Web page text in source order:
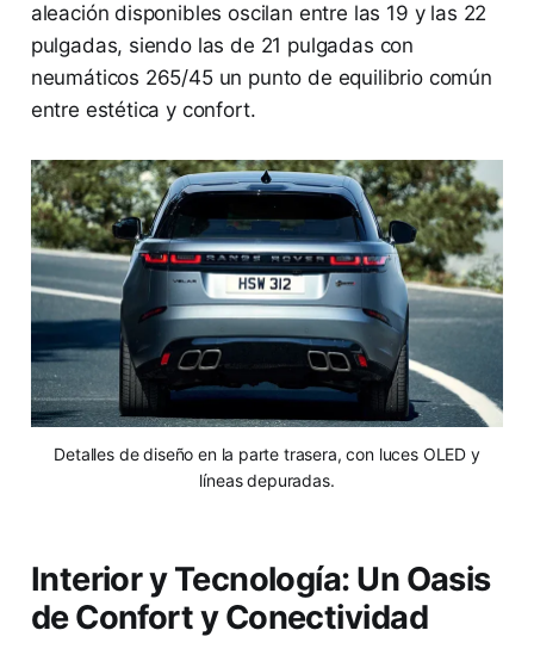
aleación disponibles oscilan entre las 19 y las 22
pulgadas, siendo las de 21 pulgadas con
neumáticos 265/45 un punto de equilibrio común
entre estética y confort.
Detalles de diseño en la parte trasera, con luces OLED y
líneas depuradas.
Interior y Tecnología: Un Oasis
de Confort y Conectividad